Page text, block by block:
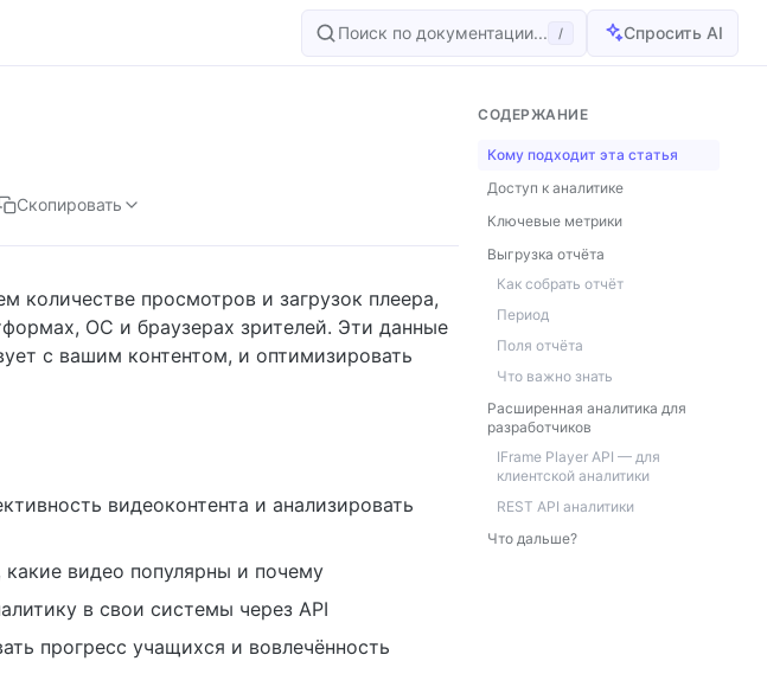
Поиск по документации... / Спросить AI
Скопировать
количестве просмотров и загрузок плеера,
ОС и браузерах зрителей. Эти данные
с вашим контентом, и оптимизировать
видеоконтента и анализировать
видео популярны и почему
в свои системы через API
прогресс учащихся и вовлечённость
СОДЕРЖАНИЕ
Кому подходит эта статья
Доступ к аналитике
Ключевые метрики
Выгрузка отчёта
Как собрать отчёт
Период
Поля отчёта
Что важно знать
Расширенная аналитика для
разработчиков
IFrame Player API — для
клиентской аналитики
REST API аналитики
Что дальше?